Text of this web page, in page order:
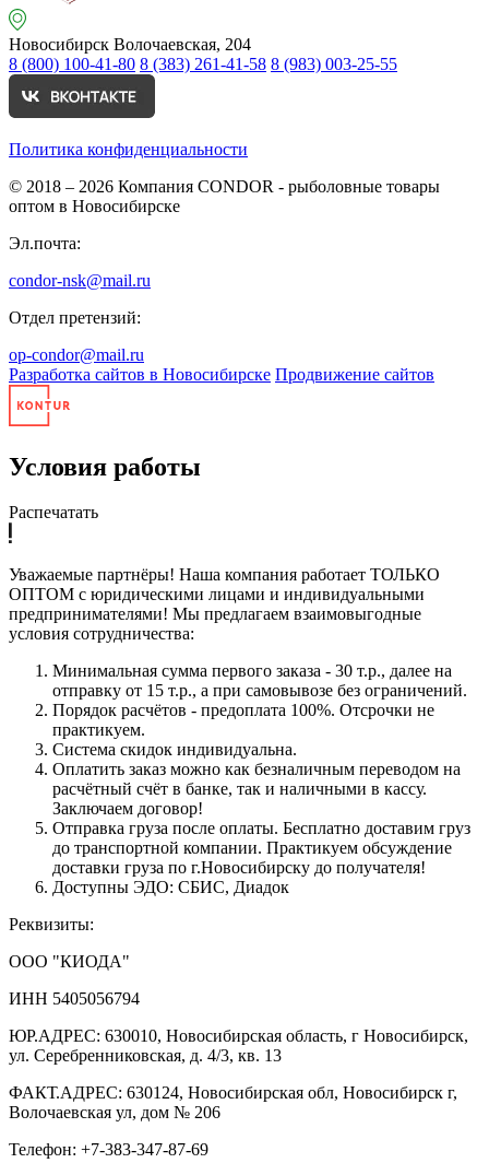
Новосибирск Волочаевская, 204
8 (800) 100-41-80 8 (383) 261-41-58 8 (983) 003-25-55
Политика конфиденциальности
© 2018 – 2026 Компания CONDOR - рыболовные товары
оптом в Новосибирске
Эл.почта:
condor-nsk@mail.ru
Отдел претензий:
op-condor@mail.ru
Разработка сайтов в Новосибирске Продвижение сайтов
Условия работы
Распечатать
Уважаемые партнёры! Наша компания работает ТОЛЬКО
ОПТОМ с юридическими лицами и индивидуальными
предпринимателями! Мы предлагаем взаимовыгодные
условия сотрудничества:
Минимальная сумма первого заказа - 30 т.р., далее на
отправку от 15 т.р., а при самовывозе без ограничений.
Порядок расчётов - предоплата 100%. Отсрочки не
практикуем.
Система скидок индивидуальна.
Оплатить заказ можно как безналичным переводом на
расчётный счёт в банке, так и наличными в кассу.
Заключаем договор!
Отправка груза после оплаты. Бесплатно доставим груз
до транспортной компании. Практикуем обсуждение
доставки груза по г.Новосибирску до получателя!
Доступны ЭДО: СБИС, Диадок
Реквизиты:
ООО "КИОДА"
ИНН 5405056794
ЮР.АДРЕС: 630010, Новосибирская область, г Новосибирск,
ул. Серебренниковская, д. 4/3, кв. 13
ФАКТ.АДРЕС: 630124, Новосибирская обл, Новосибирск г,
Волочаевская ул, дом № 206
Телефон: +7-383-347-87-69